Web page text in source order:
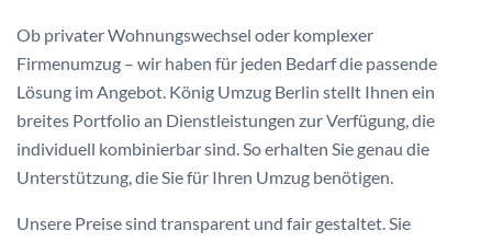
Ob privater Wohnungswechsel oder komplexer
Firmenumzug – wir haben für jeden Bedarf die passende
Lösung im Angebot. König Umzug Berlin stellt Ihnen ein
breites Portfolio an Dienstleistungen zur Verfügung, die
individuell kombinierbar sind. So erhalten Sie genau die
Unterstützung, die Sie für Ihren Umzug benötigen.
Unsere Preise sind transparent und fair gestaltet. Sie